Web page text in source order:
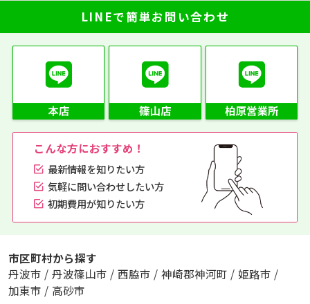
LINEで簡単お問い合わせ
こんな方におすすめ！
最新情報を知りたい方
気軽に問い合わせしたい方
初期費用が知りたい方
市区町村から探す
丹波市 / 丹波篠山市 / 西脇市 / 神崎郡神河町 / 姫路市 /
加東市 / 高砂市